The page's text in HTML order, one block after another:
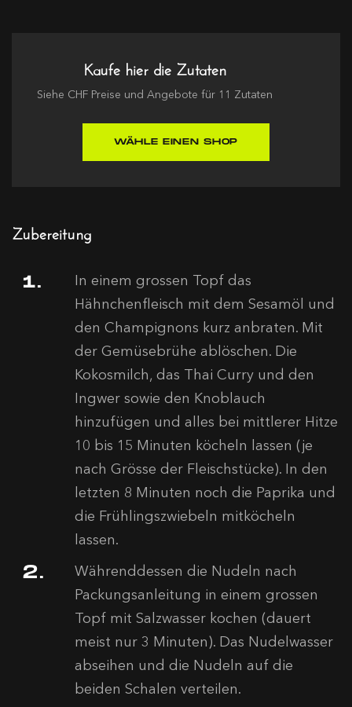
Kaufe hier die Zutaten
Siehe CHF Preise und Angebote für 11 Zutaten
WÄHLE EINEN SHOP
Zubereitung
In einem grossen Topf das
Hähnchenfleisch mit dem Sesamöl und
den Champignons kurz anbraten. Mit
der Gemüsebrühe ablöschen. Die
Kokosmilch, das Thai Curry und den
Ingwer sowie den Knoblauch
hinzufügen und alles bei mittlerer Hitze
10 bis 15 Minuten köcheln lassen (je
nach Grösse der Fleischstücke). In den
letzten 8 Minuten noch die Paprika und
die Frühlingszwiebeln mitköcheln
lassen.
Währenddessen die Nudeln nach
Packungsanleitung in einem grossen
Topf mit Salzwasser kochen (dauert
meist nur 3 Minuten). Das Nudelwasser
abseihen und die Nudeln auf die
beiden Schalen verteilen.